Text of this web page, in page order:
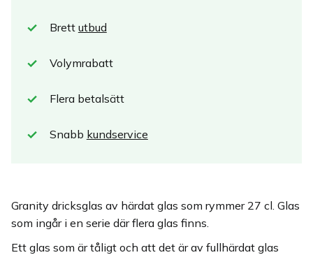
Brett utbud
Volymrabatt
Flera betalsätt
Snabb kundservice
Granity dricksglas av härdat glas som rymmer 27 cl. Glas
som ingår i en serie där flera glas finns.
Ett glas som är tåligt och att det är av fullhärdat glas